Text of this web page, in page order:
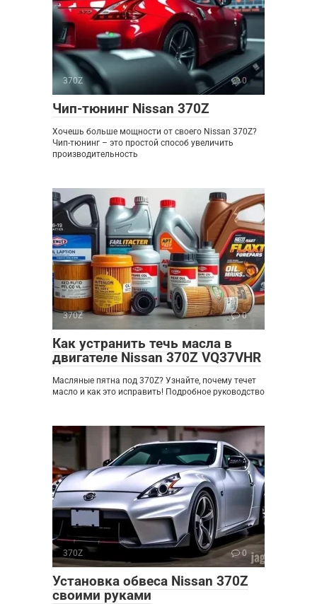
370Z 0
Чип-тюнинг Nissan 370Z
Хочешь больше мощности от своего Nissan 370Z?
Чип-тюнинг – это простой способ увеличить
производительность
370Z 0
Как устранить течь масла в
двигателе Nissan 370Z VQ37VHR
Масляные пятна под 370Z? Узнайте, почему течет
масло и как это исправить! Подробное руководство
370Z 0
Установка обвеса Nissan 370Z
своими руками